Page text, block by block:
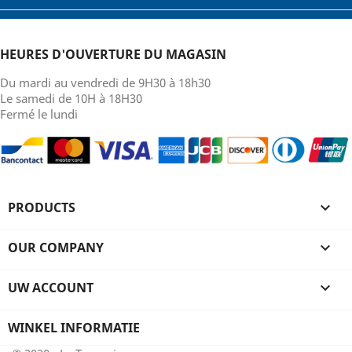
HEURES D'OUVERTURE DU MAGASIN
Du mardi au vendredi de 9H30 à 18h30
Le samedi de 10H à 18H30
Fermé le lundi
PRODUCTS 
OUR COMPANY 
UW ACCOUNT 
WINKEL INFORMATIE